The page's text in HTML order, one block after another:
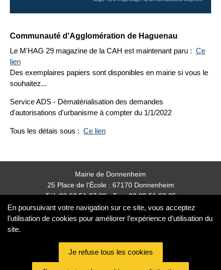
En poursuivant votre navigation sur ce site, vous acceptez
l’utilisation de cookies pour améliorer l’expérience d’utilisation du
site.
Communauté d'Agglomération de Haguenau
Le M'HAG 29 magazine de la CAH est maintenant paru : Ce
lien
Des exemplaires papiers sont disponibles en mairie si vous le
souhaitez...
Service ADS - Dématérialisation des demandes
d'autorisations d'urbanisme à compter du 1/1/2022
Tous les détais sous : Ce lien
Mairie de Donnenheim
25 Place de l’École : 67170 Donnenheim
Tél: 09 62 51 07 08 - Fax: 03 88 51 23 25
mairie.donnenheim@orange.fr
partenaires